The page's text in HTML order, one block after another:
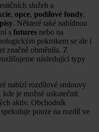
služeb a
, opce, podílové fondy,
. Některé také nabídnou
s futures nebo na
pokrokem se ale i
značně obměnila. Z
následující typy
nabízí rozdílové smlouvy
je možné uskutečnit
aktiv. Obchodník
pouze na rozdíl ve